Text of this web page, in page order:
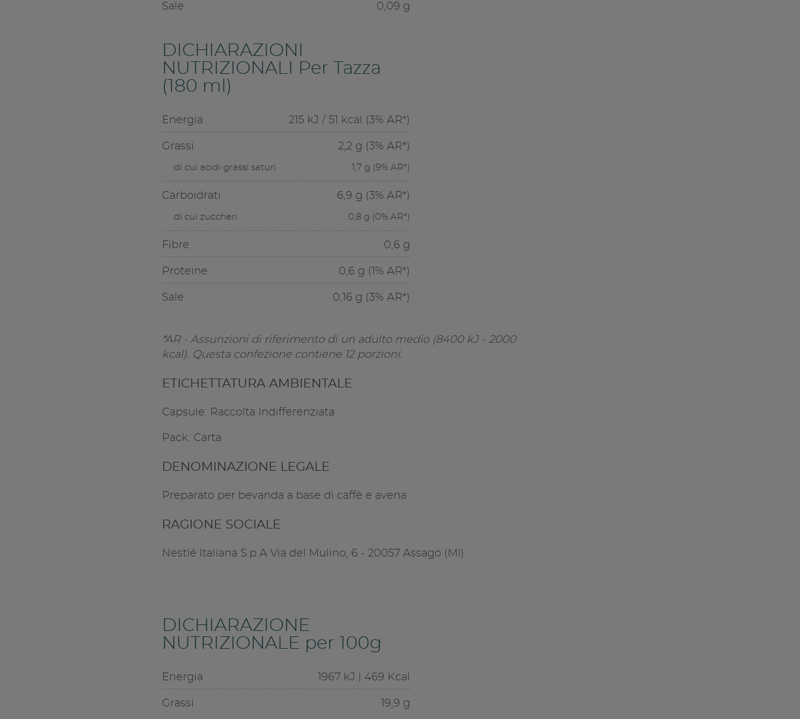
Sale 0,09 g
DICHIARAZIONI
NUTRIZIONALI Per Tazza
(180 ml)
Energia 215 kJ / 51 kcal (3% AR*)
Grassi 2,2 g (3% AR*)
di cui acidi grassi saturi 1,7 g (9% AR*)
Carboidrati 6,9 g (3% AR*)
di cui zuccheri 0,8 g (0% AR*)
Fibre 0,6 g
Proteine 0,6 g (1% AR*)
Sale 0,16 g (3% AR*)
*AR - Assunzioni di riferimento di un adulto medio (8400 kJ - 2000
kcal). Questa confezione contiene 12 porzioni.
ETICHETTATURA AMBIENTALE
Capsule: Raccolta Indifferenziata
Pack: Carta
DENOMINAZIONE LEGALE
Preparato per bevanda a base di caffè e avena
RAGIONE SOCIALE
Nestlé Italiana S.p.A Via del Mulino, 6 - 20057 Assago (MI)
DICHIARAZIONE
NUTRIZIONALE per 100g
Energia 1967 kJ | 469 Kcal
Grassi 19,9 g